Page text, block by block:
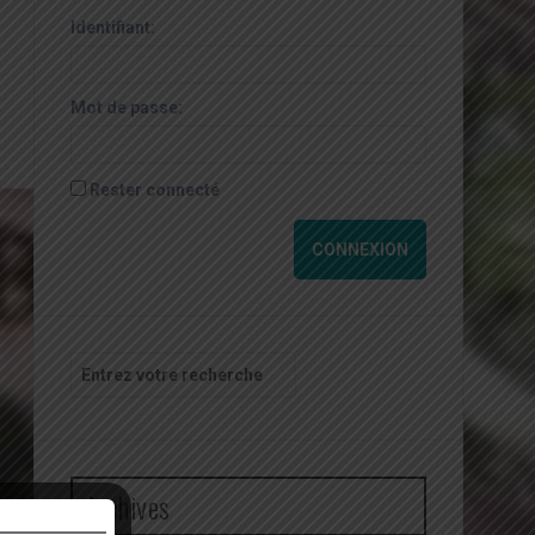
Identifiant:
Mot de passe:
Rester connecté
CONNEXION
Recherche
pour
Archives